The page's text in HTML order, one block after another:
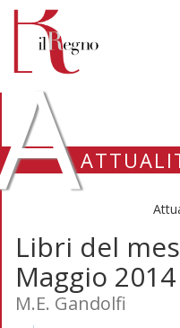
Libri del
Maggio 2014
M.E. Gandolfi